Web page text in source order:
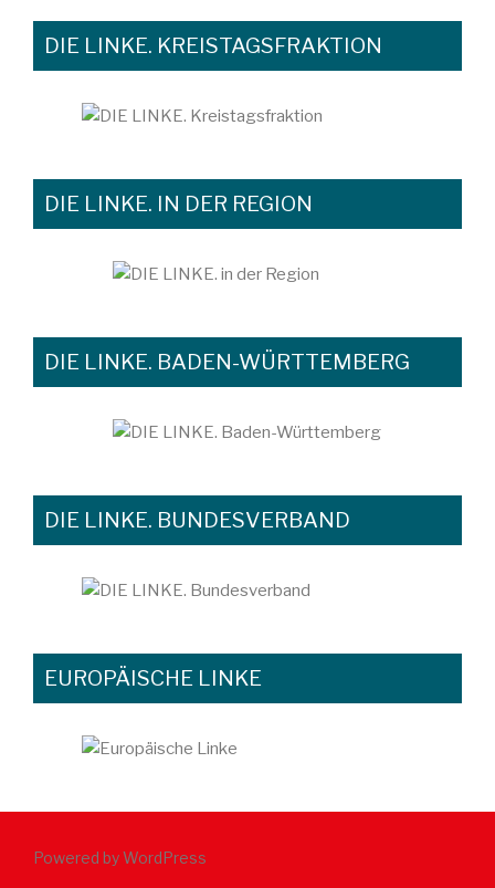
DIE LINKE. KREISTAGSFRAKTION
DIE LINKE. IN DER REGION
DIE LINKE. BADEN-WÜRTTEMBERG
DIE LINKE. BUNDESVERBAND
EUROPÄISCHE LINKE
Powered by WordPress